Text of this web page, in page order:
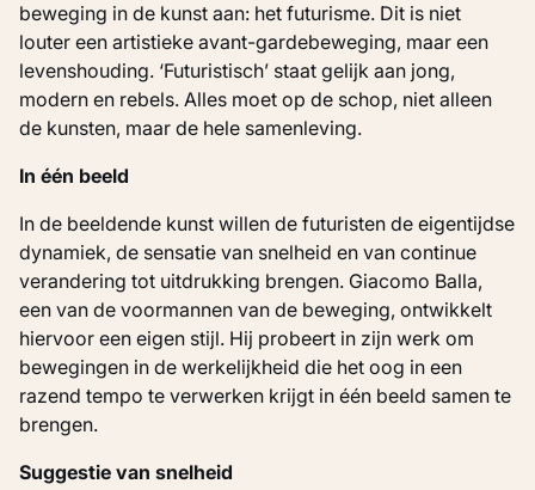
Bron
Verworven met steun van de Vereniging
Rembrandt
beweging in de kunst aan: het futurisme. Dit is niet
louter een artistieke avant-gardebeweging, maar een
levenshouding. ‘Futuristisch’ staat gelijk aan jong,
modern en rebels. Alles moet op de schop, niet alleen
de kunsten, maar de hele samenleving.
In één beeld
In de beeldende kunst willen de futuristen de eigentijdse
dynamiek, de sensatie van snelheid en van continue
verandering tot uitdrukking brengen. Giacomo Balla,
een van de voormannen van de beweging, ontwikkelt
hiervoor een eigen stijl. Hij probeert in zijn werk om
bewegingen in de werkelijkheid die het oog in een
razend tempo te verwerken krijgt in één beeld samen te
brengen.
Suggestie van snelheid